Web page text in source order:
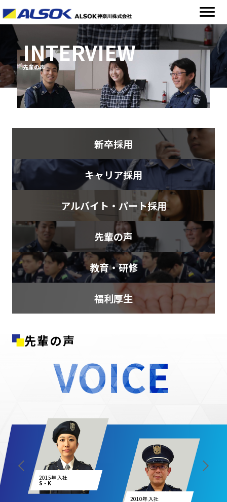
INTERVIEW
先輩の声
新卒採用
キャリア採用
アルバイト・パート採用
先輩の声
教育・研修
福利厚生
先輩の声
2015年 入社
S・K
2010年 入社